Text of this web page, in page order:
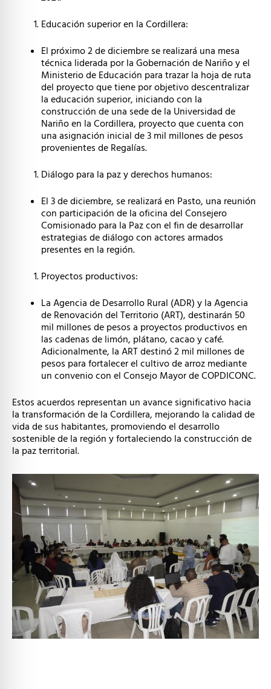
Educación superior en la Cordillera:
El próximo 2 de diciembre se realizará una mesa
técnica liderada por la Gobernación de Nariño y el
Ministerio de Educación para trazar la hoja de ruta
del proyecto que tiene por objetivo descentralizar
la educación superior, iniciando con la
construcción de una sede de la Universidad de
Nariño en la Cordillera, proyecto que cuenta con
una asignación inicial de 3 mil millones de pesos
provenientes de Regalías.
Diálogo para la paz y derechos humanos:
El 3 de diciembre, se realizará en Pasto, una reunión
con participación de la oficina del Consejero
Comisionado para la Paz con el fin de desarrollar
estrategias de diálogo con actores armados
presentes en la región.
Proyectos productivos:
La Agencia de Desarrollo Rural (ADR) y la Agencia
de Renovación del Territorio (ART), destinarán 50
mil millones de pesos a proyectos productivos en
las cadenas de limón, plátano, cacao y café.
Adicionalmente, la ART destinó 2 mil millones de
pesos para fortalecer el cultivo de arroz mediante
un convenio con el Consejo Mayor de COPDICONC.
Estos acuerdos representan un avance significativo hacia
la transformación de la Cordillera, mejorando la calidad de
vida de sus habitantes, promoviendo el desarrollo
sostenible de la región y fortaleciendo la construcción de
la paz territorial.